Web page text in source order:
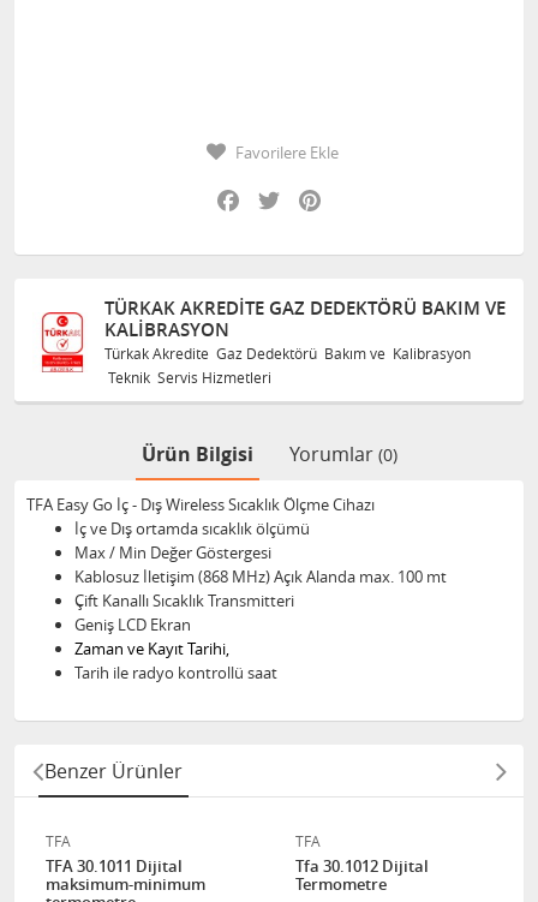
Favorilere Ekle
Facebook
Twitter
TÜRKAK AKREDITE GAZ DEDEKTÖRÜ BAKIM VE
KALIBRASYON
Türkak Akredite Gaz Dedektörü Bakım ve Kalibrasyon
Teknik Servis Hizmetleri
Ürün Bilgisi Yorumlar (0)
TFA Easy Go İç - Dış Wireless Sıcaklık Ölçme Cihazı
İç ve Dış ortamda sıcaklık ölçümü
Max / Min Değer Göstergesi
Kablosuz İletişim (868 MHz) Açık Alanda max. 100 mt
Çift Kanallı Sıcaklık Transmitteri
Geniş LCD Ekran
Zaman ve Kayıt Tarihi,
Tarih ile radyo kontrollü saat
Benzer Ürünler
TFA
TFA 30.1011 Dijital
maksimum-minimum
TFA
Tfa 30.1012 Dijital
Termometre